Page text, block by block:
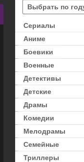
Сериалы
Аниме
Боевики
Военные
Детективы
Детские
Драмы
Комедии
Мелодрамы
Семейные
Триллеры